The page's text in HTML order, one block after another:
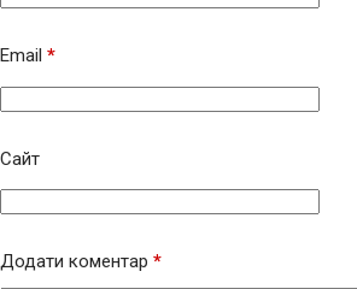
Email *
Сайт
Додати коментар *